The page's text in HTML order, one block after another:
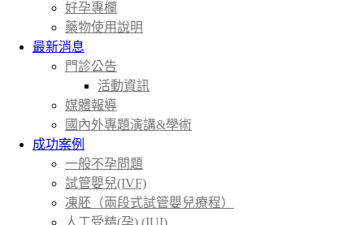
好孕專欄
藥物使用說明
最新消息
門診公告
活動資訊
媒體報導
國內外專題演講&學術
成功案例
一般不孕問題
試管嬰兒(IVF)
凍胚（兩段式試管嬰兒療程）
人工受精(孕) (IUI)